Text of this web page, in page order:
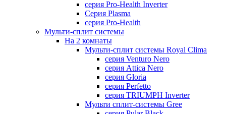
серия Pro-Health Inverter
Cерия Plasma
серия Pro-Health
Мульти-сплит системы
На 2 комнаты
Мульти-сплит системы Royal Clima
серия Venturo Nero
серия Attica Nero
серия Gloria
серия Perfetto
серия TRIUMPH Inverter
Мульти сплит-системы Gree